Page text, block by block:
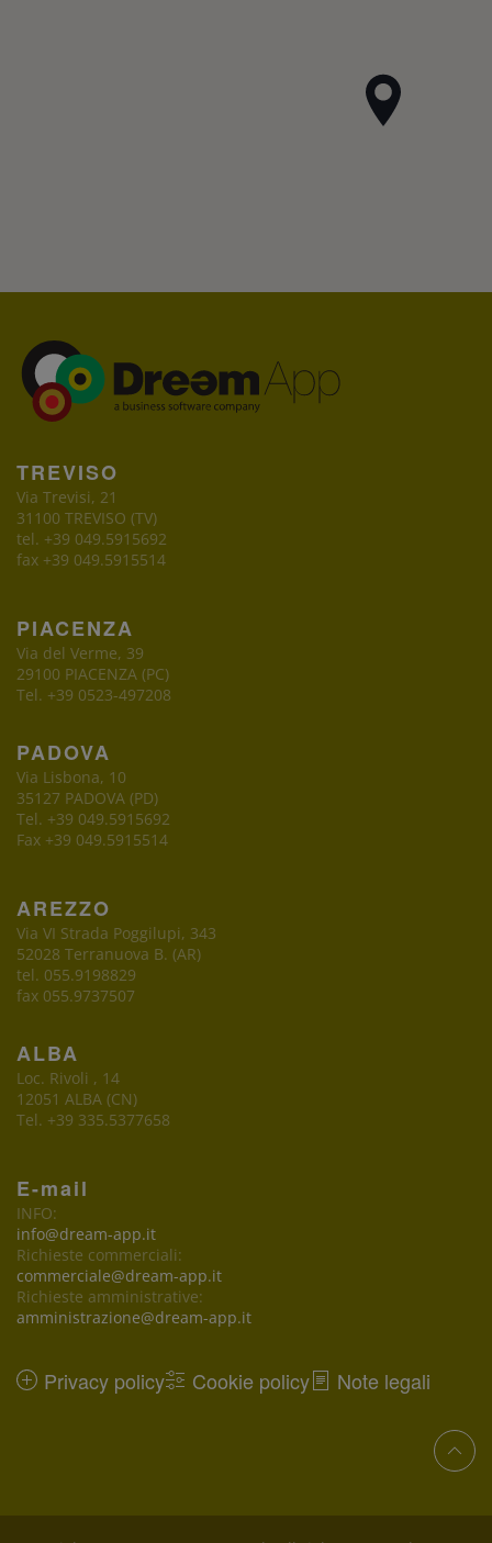
TREVISO
Via Trevisi, 21
31100 TREVISO (TV)
tel. +39 049.5915692
fax +39 049.5915514
PIACENZA
Via del Verme, 39
29100 PIACENZA (PC)
Tel. +39 0523-497208
PADOVA
Via Lisbona, 10
35127 PADOVA (PD)
Tel. +39 049.5915692
Fax +39 049.5915514
AREZZO
Via VI Strada Poggilupi, 343
52028 Terranuova B. (AR)
tel. 055.9198829
fax 055.9737507
ALBA
Loc. Rivoli , 14
12051 ALBA (CN)
Tel. +39 335.5377658
E-mail
INFO:
info@dream-app.it
Richieste commerciali:
commerciale@dream-app.it
Richieste amministrative:
amministrazione@dream-app.it
Privacy policy Cookie policy Note legali